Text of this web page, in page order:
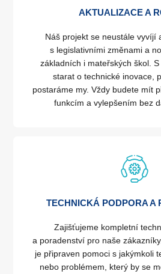
AKTUALIZACE A
Náš projekt se neustále vyvíjí
s legislativními změnami a
základních i mateřských škol.
starat o technické inovace,
postaráme my. Vždy budete mít
funkcím a vylepšením bez
TECHNICKÁ PODPORA A
Zajišťujeme kompletní
a poradenství pro naše
je připraven pomoci s jakýmkoli
nebo problémem, který by se